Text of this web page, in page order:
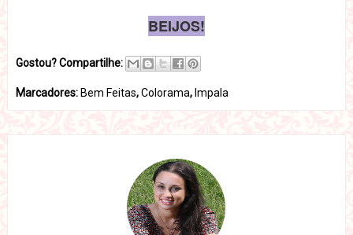
BEIJOS!
Gostou? Compartilhe:
Marcadores: Bem Feitas,Colorama, Impala